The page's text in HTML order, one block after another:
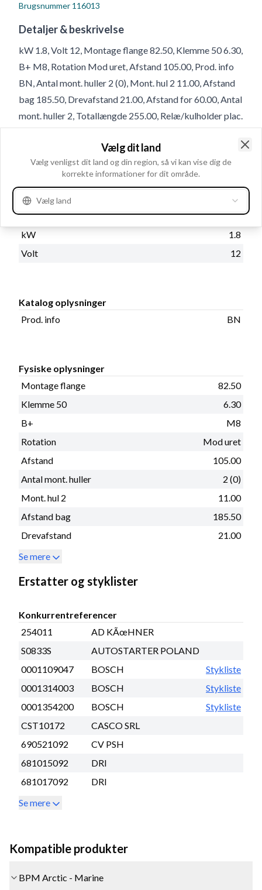
Brugsnummer 116013
Detaljer & beskrivelse
kW 1.8, Volt 12, Montage flange 82.50, Klemme 50 6.30,
B+ M8, Rotation Mod uret, Afstand 105.00, Prod. info
BN, Antal mont. huller 2 (0), Mont. hul 2 11.00, Afstand
bag 185.50, Drevafstand 21.00, Afstand for 60.00, Antal
mont. huller 2, Totallængde 255.00, Relæ/kulholder plac.
15, Mont. hul 1 11.00, Geartype GR, Mounting Holes
with Thread 0, Antal tænder 9
Elektriske oplysninger
kW
1.8
Volt
12
Katalog oplysninger
Prod. info
BN
Fysiske oplysninger
Montage flange
82.50
Klemme 50
6.30
B+
M8
Rotation
Mod uret
Afstand
105.00
Antal mont. huller
2 (0)
Mont. hul 2
11.00
Afstand bag
185.50
Drevafstand
21.00
Se mere
Erstatter og styklister
Konkurrentreferencer
254011
AD KÃœHNER
S0833S
AUTOSTARTER POLAND
0001109047
BOSCH
Stykliste
0001314003
BOSCH
Stykliste
0001354200
BOSCH
Stykliste
CST10172
CASCO SRL
690521092
CV PSH
681015092
DRI
681017092
DRI
Se mere
Kompatible produkter
BPM Arctic - Marine
Vælg dit land
Vælg venligst dit land og din region, så vi kan vise dig de
korrekte informationer for dit område.
Vælg land